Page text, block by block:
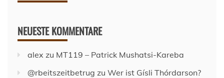
NEUESTE KOMMENTARE
alex zu MT119 – Patrick Mushatsi-Kareba
@rbeitszeitbetrug zu Wer ist Gísli Thórdarson?